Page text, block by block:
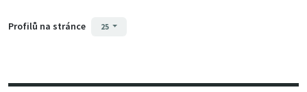
Profilů na stránce 25